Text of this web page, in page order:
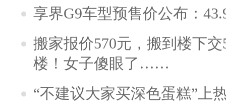
享界G9车型预售价公布：
搬家报价570元，搬到楼下
楼！女子傻眼了……
“不建议大家买深色蛋糕”上